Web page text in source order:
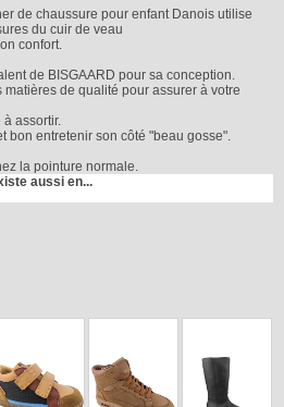
de chaussure pour enfant Danois utilise
du cuir de veau
confort.
de BISGAARD pour sa conception.
de qualité pour assurer à votre
à assortir.
bon entretenir son côté "beau gosse".
: Prenez la pointure normale.
aussi en...